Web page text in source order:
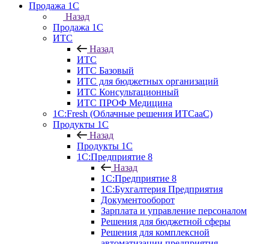
Продажа 1С
Назад
Продажа 1С
ИТС
Назад
ИТС
ИТС Базовый
ИТС для бюджетных организаций
ИТС Консультационный
ИТС ПРОФ Медицина
1C:Fresh (Облачные решения ИТСааС)
Продукты 1С
Назад
Продукты 1С
1С:Предприятие 8
Назад
1С:Предприятие 8
1С:Бухгалтерия Предприятия
Документооборот
Зарплата и управление персоналом
Решения для бюджетной сферы
Решения для комплексной